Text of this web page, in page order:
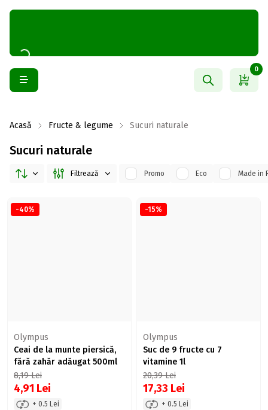
0
Acasă Fructe & legume Sucuri naturale
Sucuri naturale
Filtrează Promo Eco Made in
-40%
Olympus
Ceai de la munte piersică,
fără zahăr adăugat 500ml
8,19Lei
4,91 Lei
+ 0.5 Lei
-15%
Olympus
Suc de 9 fructe cu 7
vitamine 1l
20,39Lei
17,33 Lei
+ 0.5 Lei